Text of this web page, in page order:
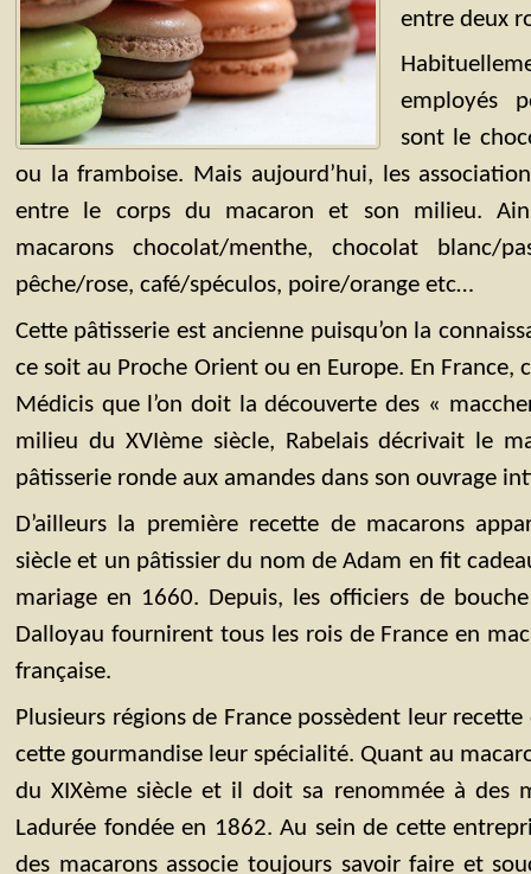
entre deux
employés
sont le
ou la framboise. Mais aujourd’hui, les
entre le corps du macaron et son milieu.
macarons chocolat/menthe, chocolat blanc/
pêche/rose, café/spéculos, poire/orange etc…
Cette pâtisserie est ancienne puisqu’on la
ce soit au Proche Orient ou en Europe. En France,
Médicis que l’on doit la découverte des «
milieu du XVIème siècle, Rabelais décrivait le
pâtisserie ronde aux amandes dans son ouvrage
D’ailleurs la première recette de macarons
siècle et un pâtissier du nom de Adam en fit
mariage en 1660. Depuis, les officiers de
Dalloyau fournirent tous les rois de France en
française.
Plusieurs régions de France possèdent leur
cette gourmandise leur spécialité. Quant au
du XIXème siècle et il doit sa renommée à des
Ladurée fondée en 1862. Au sein de cette
des macarons associe toujours savoir faire et